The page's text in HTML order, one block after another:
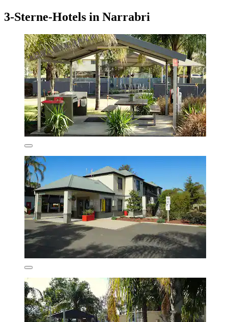
3-Sterne-Hotels in Narrabri